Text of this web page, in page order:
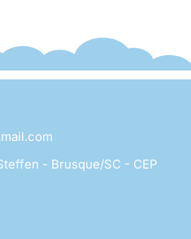
- Brusque/SC - CEP